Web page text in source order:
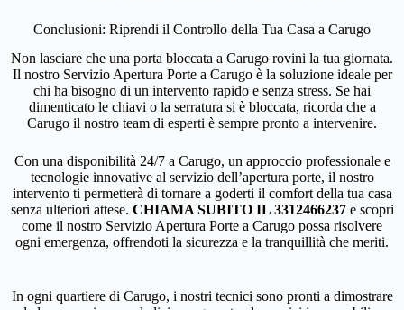
Conclusioni: Riprendi il Controllo della Tua Casa a Carugo
Non lasciare che una porta bloccata a Carugo rovini la tua giornata.
Il nostro Servizio Apertura Porte a Carugo è la soluzione ideale per
chi ha bisogno di un intervento rapido e senza stress. Se hai
dimenticato le chiavi o la serratura si è bloccata, ricorda che a
Carugo il nostro team di esperti è sempre pronto a intervenire.
Con una disponibilità 24/7 a Carugo, un approccio professionale e
tecnologie innovative al servizio dell’apertura porte, il nostro
intervento ti permetterà di tornare a goderti il comfort della tua casa
senza ulteriori attese. CHIAMA SUBITO IL 3312466237e scopri
come il nostro Servizio Apertura Porte a Carugo possa risolvere
ogni emergenza, offrendoti la sicurezza e la tranquillità che meriti.
In ogni quartiere di Carugo, i nostri tecnici sono pronti a dimostrare